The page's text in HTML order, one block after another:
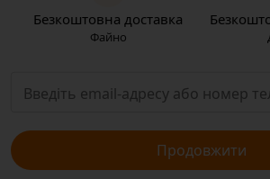
Безкоштовна доставка
Файно
Продовжити